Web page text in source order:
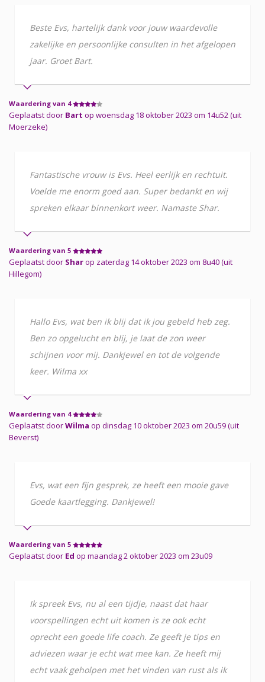
Beste Evs, hartelijk dank voor jouw waardevolle
zakelijke en persoonlijke consulten in het afgelopen
jaar. Groet Bart.
Waardering van 4
Geplaatst door Bart op woensdag 18 oktober 2023 om 14u52 (uit
Moerzeke)
Fantastische vrouw is Evs. Heel eerlijk en rechtuit.
Voelde me enorm goed aan. Super bedankt en wij
spreken elkaar binnenkort weer. Namaste Shar.
Waardering van 5
Geplaatst door Sharop zaterdag 14 oktober 2023 om 8u40 (uit
Hillegom)
Hallo Evs, wat ben ik blij dat ik jou gebeld heb zeg.
Ben zo opgelucht en blij, je laat de zon weer
schijnen voor mij. Dankjewel en tot de volgende
keer. Wilma xx
Waardering van 4
Geplaatst doorWilma op dinsdag 10 oktober 2023 om 20u59 (uit
Beverst)
Evs, wat een fijn gesprek, ze heeft een mooie gave
Goede kaartlegging. Dankjewel!
Waardering van 5
Geplaatst door Ed op maandag 2 oktober 2023 om 23u09
Ik spreek Evs, nu al een tijdje, naast dat haar
voorspellingen echt uit komen is ze ook echt
oprecht een goede life coach. Ze geeft je tips en
adviezen waar je echt wat mee kan. Ze heeft mij
echt vaak geholpen met het vinden van rust als ik